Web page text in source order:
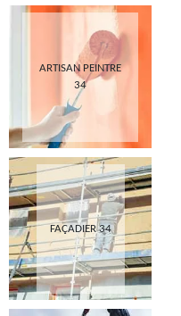
ARTISAN PEINTRE
34
FAÇADIER 34